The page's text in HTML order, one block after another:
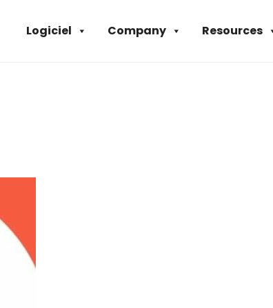
Resources
Company
Logiciel